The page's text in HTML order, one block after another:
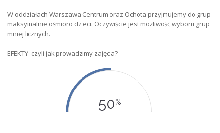
W oddziałach Warszawa Centrum oraz Ochota przyjmujemy do grup
maksymalnie ośmioro dzieci. Oczywiście jest możliwość wyboru grup
mniej licznych.
EFEKTY- czyli jak prowadzimy zajęcia?
50%